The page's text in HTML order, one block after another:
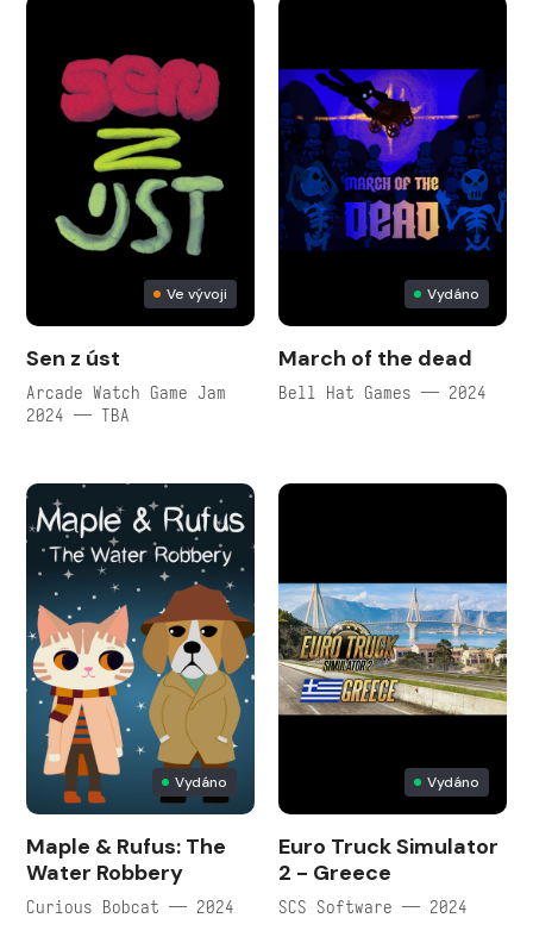
Ve vývoji
Sen z úst
Arcade Watch Game Jam
2024 — TBA
Vydáno
March of the dead
Bell Hat Games — 2024
Vydáno
Maple & Rufus: The
Water Robbery
Curious Bobcat — 2024
Vydáno
Euro Truck Simulator
2 - Greece
SCS Software — 2024